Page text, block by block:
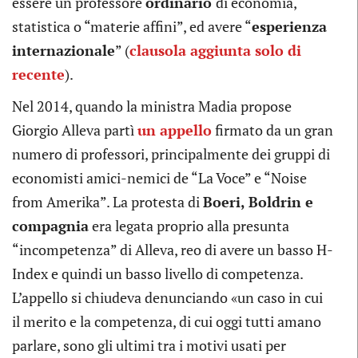
statistica o “materie affini”, ed avere “esperienza
internazionale” (clausola aggiunta solo di
recente).
Nel 2014, quando la ministra Madia propose
Giorgio Alleva partì un appellofirmato da un gran
numero di professori, principalmente dei gruppi di
economisti amici-nemici de “La Voce” e “Noise
from Amerika”. La protesta di Boeri, Boldrin e
compagniaera legata proprio alla presunta
“incompetenza” di Alleva, reo di avere un basso H-
Index e quindi un basso livello di competenza.
L’appello si chiudeva denunciando «un caso in cui
il merito e la competenza, di cui oggi tutti amano
parlare, sono gli ultimi tra i motivi usati per